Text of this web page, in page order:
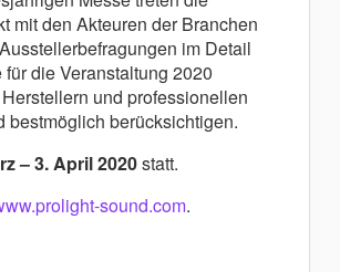
mit den Akteuren der Branchen
im Detail
die Veranstaltung 2020
und professionellen
bestmöglich berücksichtigen.
– 3. April 2020statt.
sound.com.